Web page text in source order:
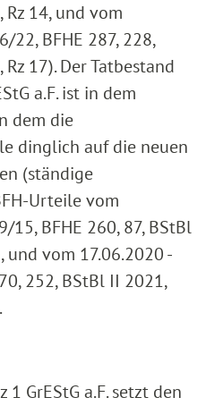
14, und vom
22, BFHE 287, 228,
17). Der Tatbestand
a.F. ist in dem
dem die
dinglich auf die neuen
(ständige
Urteile vom
15, BFHE 260, 87, BStBl
und vom 17.06.2020 -
252, BStBl II 2021,
1 GrEStG a.F. setzt den